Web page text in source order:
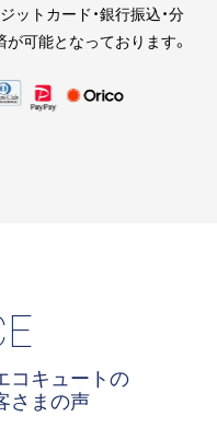
ットカード・銀行振込・分
可能となっております。
コキュートの
さまの声